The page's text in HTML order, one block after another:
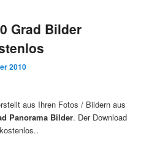
Grad Bilder
2010
aus Ihren Fotos / Bildern aus
Panorama Bilder. Der Download